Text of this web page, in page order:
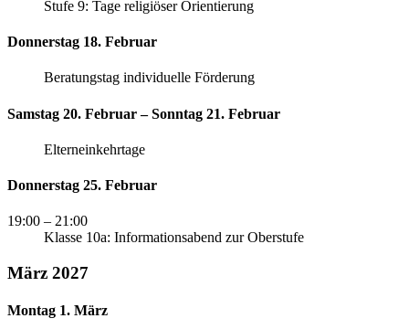
Stufe 9: Tage religiöser Orientierung
Donnerstag 18. Februar
Beratungstag individuelle Förderung
Samstag 20. Februar – Sonntag 21. Februar
Elterneinkehrtage
Donnerstag 25. Februar
19:00 – 21:00
Klasse 10a: Informationsabend zur Oberstufe
März 2027
Montag 1. März